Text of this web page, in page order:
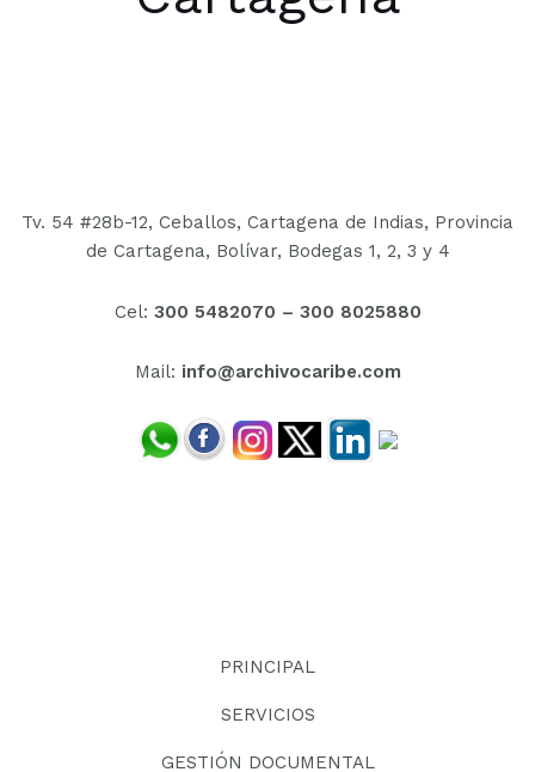
Tv. 54 #28b-12, Ceballos, Cartagena de Indias, Provincia
de Cartagena, Bolívar, Bodegas 1, 2, 3 y 4
Cel: 300 5482070 – 300 8025880
Mail: info@archivocaribe.com
PRINCIPAL
SERVICIOS
GESTIÓN DOCUMENTAL